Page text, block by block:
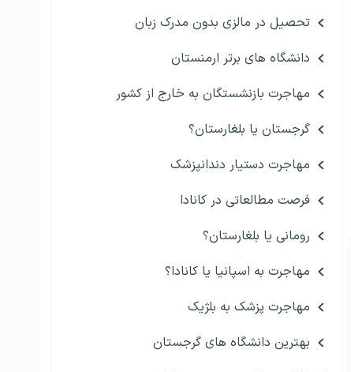
تحصیل در مالزی بدون مدرک زبان
دانشگاه های برتر ارمنستان
مهاجرت بازنشستگان به خارج از کشور
گرجستان یا بلغارستان؟
مهاجرت دستیار دندانپزشک
فرصت مطالعاتی در کانادا
رومانی یا بلغارستان؟
مهاجرت به اسپانیا یا کانادا؟
مهاجرت پزشک به بلژیک
بهترین دانشگاه های گرجستان